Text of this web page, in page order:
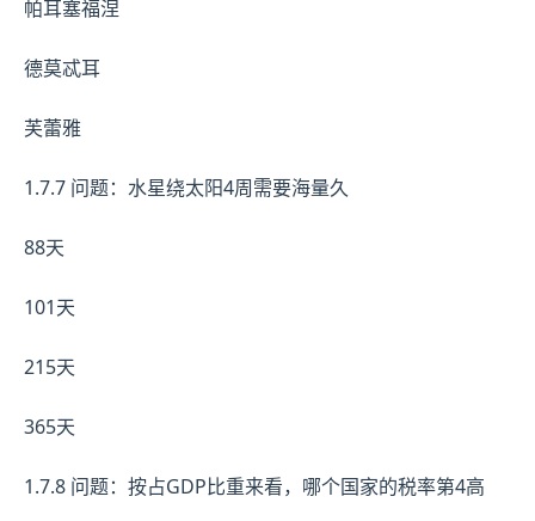
帕耳塞福涅
德莫忒耳
芙蕾雅
1.7.7 问题：水星绕太阳4周需要海量久
88天
101天
215天
365天
1.7.8 问题：按占GDP比重来看，哪个国家的税率第4高